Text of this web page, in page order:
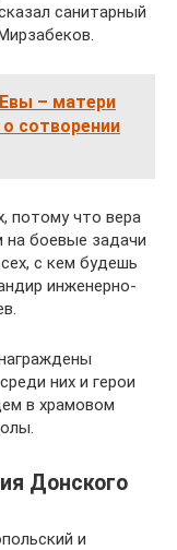
санитарный
– матери
сотворении
потому что вера
боевые задачи
с кем будешь
инженерно-
них и герои
в храмовом
Донского
и